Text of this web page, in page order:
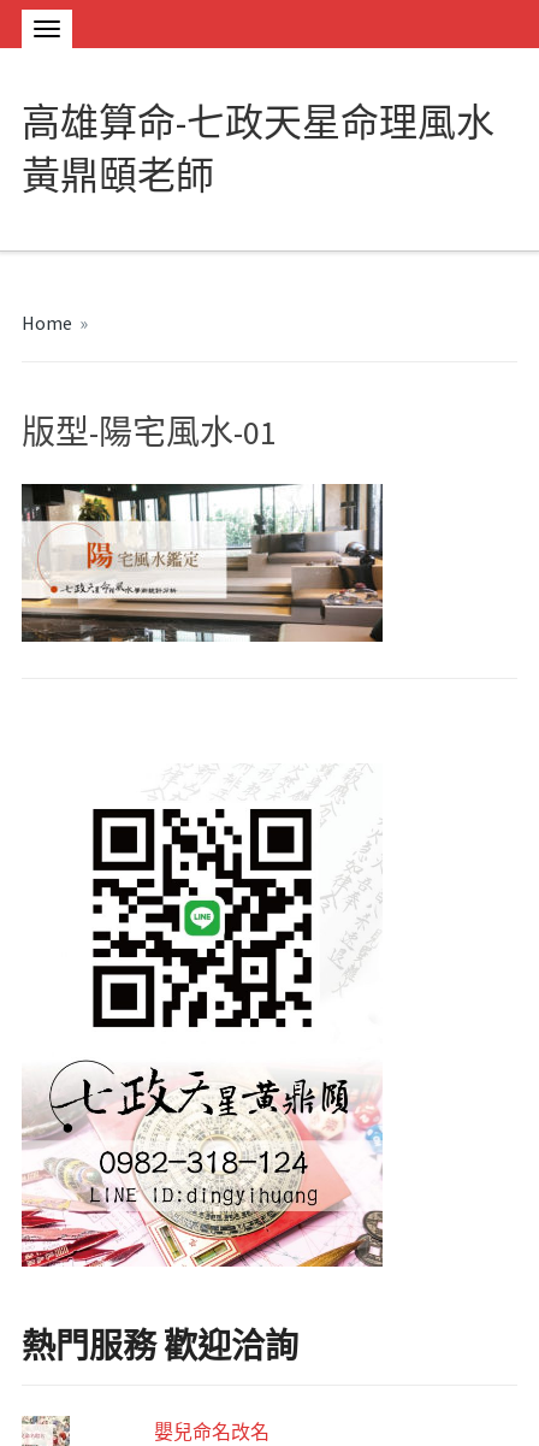
高雄算命-七政天星命理風水
黃鼎頤老師
Home »
版型-陽宅風水-01
熱門服務 歡迎洽詢
嬰兒命名改名